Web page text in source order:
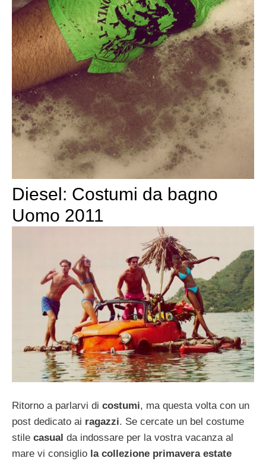
Diesel: Costumi da bagno
Uomo 2011
Ritorno a parlarvi di costumi, ma questa volta con un
post dedicato ai ragazzi. Se cercate un bel costume
stile casual da indossare per la vostra vacanza al
mare vi consiglio la collezione primavera estate